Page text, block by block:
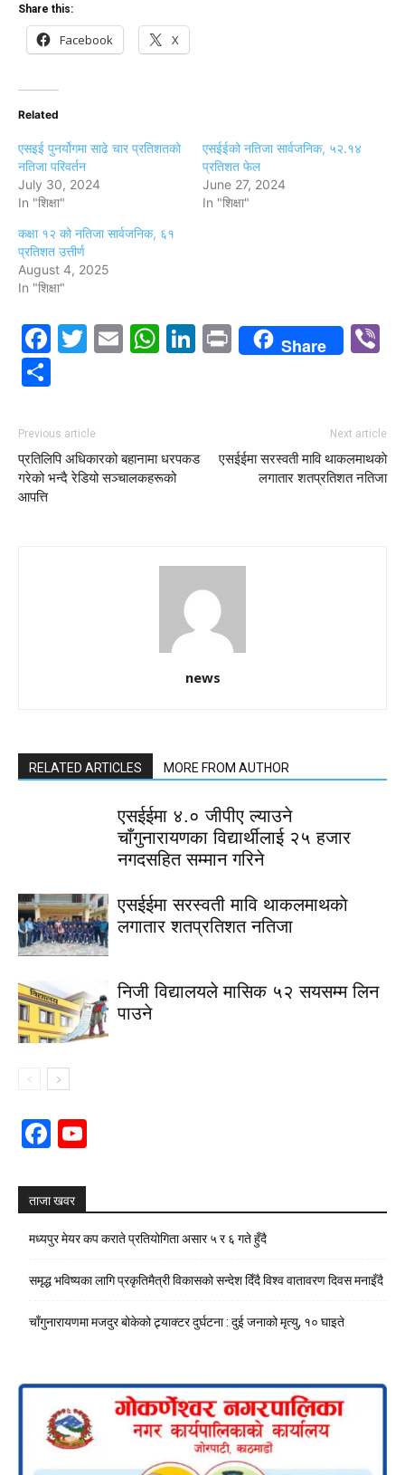
Share this:
Facebook X
Related
एसइई पुनर्योगमा साढे चार प्रतिशतको
नतिजा परिवर्तन
July 30, 2024
In "शिक्षा"
एसईईको नतिजा सार्वजनिक, ५२.१४
प्रतिशत फेल
June 27, 2024
In "शिक्षा"
कक्षा १२ को नतिजा सार्वजनिक, ६१
प्रतिशत उत्तीर्ण
August 4, 2025
In "शिक्षा"
Facebook
Twitter
EmailWhatsApp
LinkedIn
PrintShare
Previous article
प्रतिलिपि अधिकारको बहानामा धरपकड
गरेको भन्दै रेडियो सञ्चालकहरूको
आपत्ति
Next article
एसईईमा सरस्वती मावि थाकलमाथकाे
लगातार शतप्रतिशत नतिजा
news
RELATED ARTICLES MORE FROM AUTHOR
एसईईमा ४.० जीपीए ल्याउने
चाँगुनारायणका विद्यार्थीलाई २५ हजार
नगदसहित सम्मान गरिने
एसईईमा सरस्वती मावि थाकलमाथकाे
लगातार शतप्रतिशत नतिजा
निजी विद्यालयले मासिक ५२ सयसम्म लिन
पाउने
Facebook
ताजा खवर
मध्यपुर मेयर कप कराते प्रतियोगिता असार ५ र ६ गते हुँदै
समृद्ध भविष्यका लागि प्रकृतिमैत्री विकासको सन्देश दिँदै विश्व वातावरण दिवस मनाइँदै
चाँगुनारायणमा मजदुर बोकेको ट्र्याक्टर दुर्घटना : दुई जनाको मृत्यु, १० घाइते